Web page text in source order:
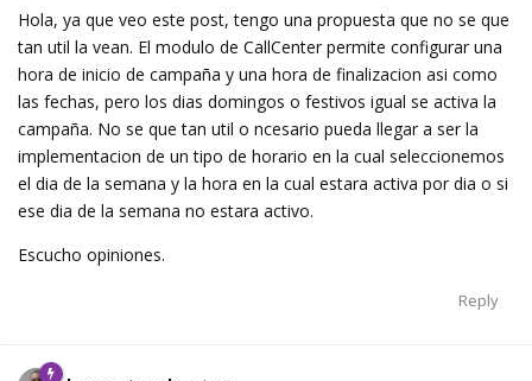
Hola, ya que veo este post, tengo una propuesta que no se que
tan util la vean. El modulo de CallCenter permite configurar una
hora de inicio de campaña y una hora de finalizacion asi como
las fechas, pero los dias domingos o festivos igual se activa la
campaña. No se que tan util o ncesario pueda llegar a ser la
implementacion de un tipo de horario en la cual seleccionemos
el dia de la semana y la hora en la cual estara activa por dia o si
ese dia de la semana no estara activo.
Escucho opiniones.
Reply